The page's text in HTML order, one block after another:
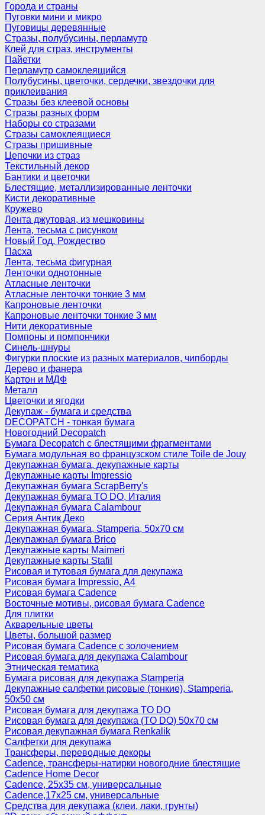
Города и страны
Пуговки мини и микро
Пуговицы деревянные
Стразы, полубусины, перламутр
Клей для страз, инструменты
Пайетки
Перламутр самоклеящийся
Полубусины, цветочки, сердечки, звездочки для
приклеивания
Стразы без клеевой основы
Стразы разных форм
Наборы со стразами
Стразы самоклеящиеся
Стразы пришивные
Цепочки из страз
Текстильный декор
Бантики и цветочки
Блестящие, металлизированные ленточки
Кисти декоративные
Кружево
Лента джутовая, из мешковины
Лента, тесьма с рисунком
Новый Год, Рождество
Пасха
Лента, тесьма фигурная
Ленточки однотонные
Атласные ленточки
Атласные ленточки тонкие 3 мм
Капроновые ленточки
Капроновые ленточки тонкие 3 мм
Нити декоративные
Помпоны и помпончики
Синель-шнуры
Фигурки плоские из разных материалов, чипборды
Дерево и фанера
Картон и МДФ
Металл
Цветочки и ягодки
Декупаж - бумага и средства
DECOPATCH - тонкая бумага
Новогодний Decopatch
Бумага Decopatch с блестящими фрагментами
Бумага модульная во французском стиле Toile de Jouy
Декупажная бумага, декупажные карты
Декупажные карты Impressio
Декупажная бумага ScrapBerry's
Декупажная бумага TO DO, Италия
Декупажная бумага Calambour
Серия Антик Деко
Декупажная бумага, Stamperia, 50х70 см
Декупажная бумага Brico
Декупажные карты Maimeri
Декупажные карты Stafil
Рисовая и тутовая бумага для декупажа
Рисовая бумага Impressio, А4
Рисовая бумага Cadence
Восточные мотивы, рисовая бумага Cadence
Для плитки
Акварельные цветы
Цветы, большой размер
Рисовая бумага Cadence c золочением
Рисовая бумага для декупажа Calambour
Этническая тематика
Бумага рисовая для декупажа Stamperia
Декупажные салфетки рисовые (тонкие), Stamperia,
50х50 см
Рисовая бумага для декупажа TO DO
Рисовая бумага для декупажа (TO DO) 50х70 см
Рисовая декупажная бумага Renkalik
Салфетки для декупажа
Трансферы, переводные декоры
Cadence, трансферы-натирки новогодние блестящие
Cadence Home Decor
Cadence, 25х35 см, универсальные
Cadence,17х25 см, универсальные
Средства для декупажа (клеи, лаки, грунты)